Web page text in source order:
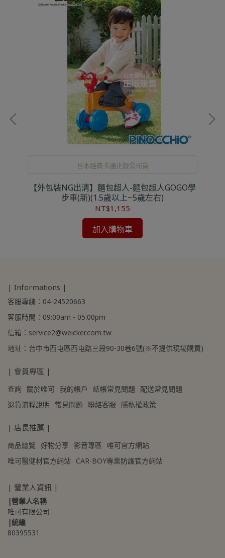
日本經典卡通正版公司貨
【外包裝NG出清】麵包超人-麵包超人GOGO學
步車(新)(1.5歲以上~5歲左右)
NT$1,155
加入購物車
| Informations |
客服專線：04-24520663
客服時間：09:00am - 05:00pm
信箱：service2@weicker.com.tw
地址：台中市西屯區西屯路三段90-30巷6號(※不提供現場購買)
| 會員專區 |
查詢 關於唯可 我的帳戶 結帳常見問題 配送常見問題
退貨流程說明 常見問題 聯絡客服 隱私權政策
| 店長推薦 |
商品總覽 好物分享 影音專區 唯可官方網站
唯可醫健材官方網站 CAR-BOY專業防護官方網站
| 營業人資訊 |
|營業人名稱
唯可有限公司
|統編
80395531